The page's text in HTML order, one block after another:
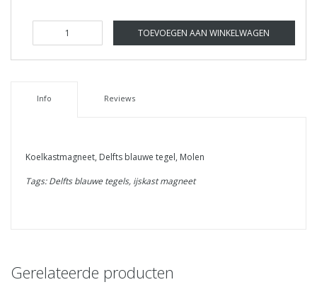
TOEVOEGEN AAN WINKELWAGEN
Info Reviews
Koelkastmagneet, Delfts blauwe tegel, Molen
Tags: Delfts blauwe tegels, ijskast magneet
Gerelateerde producten